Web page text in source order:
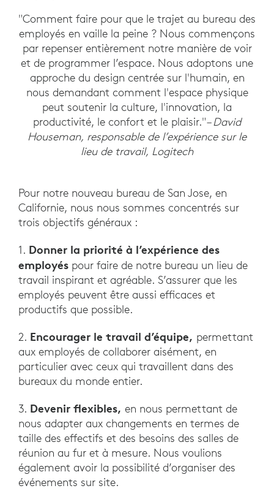
"Comment faire pour que le trajet au bureau des
employés en vaille la peine ? Nous commençons
par repenser entièrement notre manière de voir
et de programmer l’espace. Nous adoptons une
approche du design centrée sur l'humain, en
nous demandant comment l'espace physique
peut soutenir la culture, l'innovation, la
productivité, le confort et le plaisir."– David
Houseman, responsable de l’expérience sur le
lieu de travail, Logitech
Pour notre nouveau bureau de San Jose, en
Californie, nous nous sommes concentrés sur
trois objectifs généraux :
1. Donner la priorité à l’expérience des
employés pour faire de notre bureau un lieu de
travail inspirant et agréable. S’assurer que les
employés peuvent être aussi efficaces et
productifs que possible.
2. Encourager le travail d’équipe, permettant
aux employés de collaborer aisément, en
particulier avec ceux qui travaillent dans des
bureaux du monde entier.
3. Devenir flexibles, en nous permettant de
nous adapter aux changements en termes de
taille des effectifs et des besoins des salles de
réunion au fur et à mesure. Nous voulions
également avoir la possibilité d’organiser des
événements sur site.